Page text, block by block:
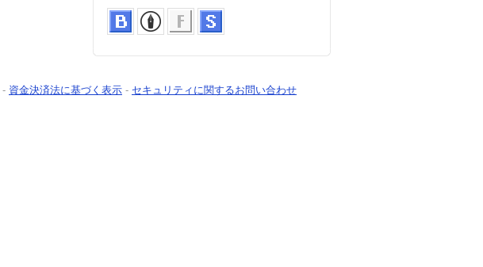
- 資金決済法に基づく表示 - セキュリティに関するお問い合わせ